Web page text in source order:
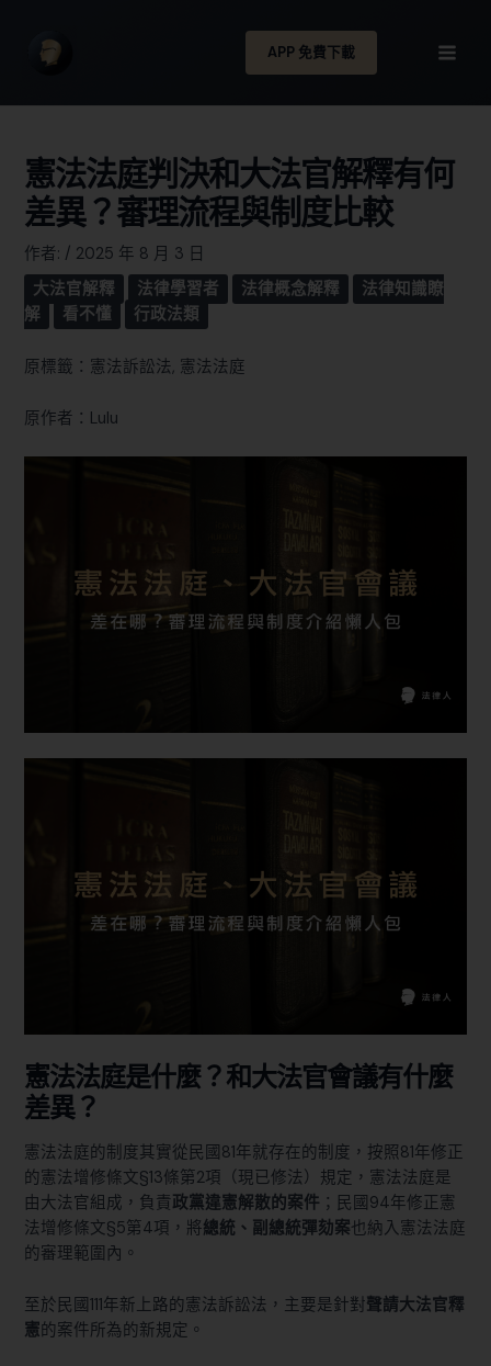
APP 免費下載
憲法法庭判決和大法官解釋有何
差異？審理流程與制度比較
作者: / 2025 年 8 月 3 日
大法官解釋
法律學習者 法律概念解釋
法律知識瞭
解
看不懂 行政法類
原標籤：憲法訴訟法, 憲法法庭
原作者：Lulu
憲法法庭是什麼？和大法官會議有什麼
差異？
憲法法庭的制度其實從民國81年就存在的制度，按照81年修正
的憲法增修條文§13條第2項
（現已修法）規定，憲法法庭是
由大法官組成，負責政黨違憲解散的案件 ；民國94年修正憲
法增修條文§5第4項 ，將總統、副總統彈劾案也納入憲法法庭
的審理範圍內。
至於民國111年新上路的憲法訴訟法 ，主要是針對聲請大法官釋
憲的案件所為的新規定。